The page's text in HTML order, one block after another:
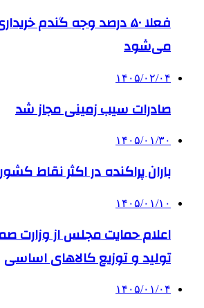
فعلا ۵۰ درصد وجه گندم
می‌شود
۱۴۰۵/۰۲/۰۴
صادرات سیب زمینی مجاز شد
۱۴۰۵/۰۱/۳۰
باران پراکنده در اکثر نقاط
۱۴۰۵/۰۱/۱۰
اعلام حمایت مجلس از وزارت
تولید و توزیع کالاهای اساسی
۱۴۰۵/۰۱/۰۴